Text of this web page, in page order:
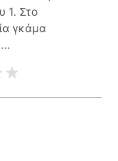
1. Στο
γκάμα